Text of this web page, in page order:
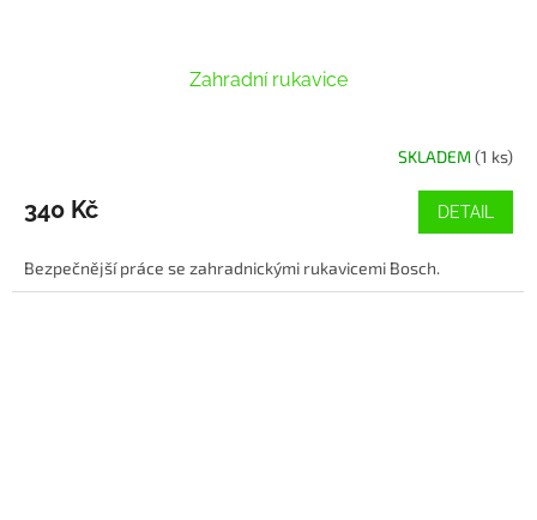
Zahradní rukavice
SKLADEM(1 ks)
340 Kč DETAIL
Bezpečnější práce se zahradnickými rukavicemi Bosch.